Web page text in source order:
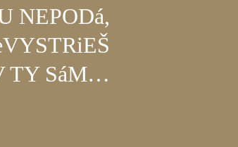
NEPODá,
TY SáM…